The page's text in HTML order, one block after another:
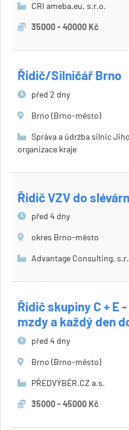
CRI ameba.eu, s.r.o.
35000 - 40000 Kč
Řidič/Silničář Brno
před 2 dny
Brno (Brno-město)
Správa a údržba silnic
organizace kraje
Řidič VZV do
před 4 dny
okres Brno-město
Advantage Consulting,
Řidič skupiny C + E
mzdy a každý den
před 4 dny
Brno (Brno-město)
PŘEDVÝBĚR.CZ a.s.
35000 - 45000 Kč